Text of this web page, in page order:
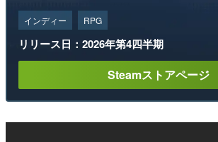
インディー RPG
リリース日：2026年第4四半期
Steamストアページ